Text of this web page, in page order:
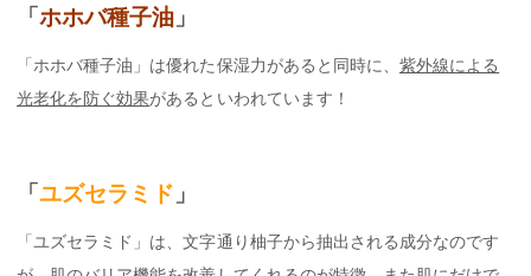
「ホホバ種子油 」
「ホホバ種子油」は優れた保湿力があると同時に、 紫外線による
光老化を防ぐ効果があるといわれています！
「 ユズセラミド 」
「ユズセラミド」は、文字通り柚子から抽出される成分なのです